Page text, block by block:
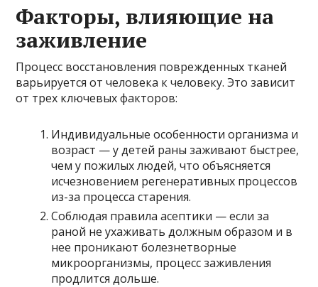
Факторы, влияющие на
заживление
Процесс восстановления поврежденных тканей
варьируется от человека к человеку. Это зависит
от трех ключевых факторов:
Индивидуальные особенности организма и
возраст — у детей раны заживают быстрее,
чем у пожилых людей, что объясняется
исчезновением регенеративных процессов
из-за процесса старения.
Соблюдая правила асептики — если за
раной не ухаживать должным образом и в
нее проникают болезнетворные
микроорганизмы, процесс заживления
продлится дольше.